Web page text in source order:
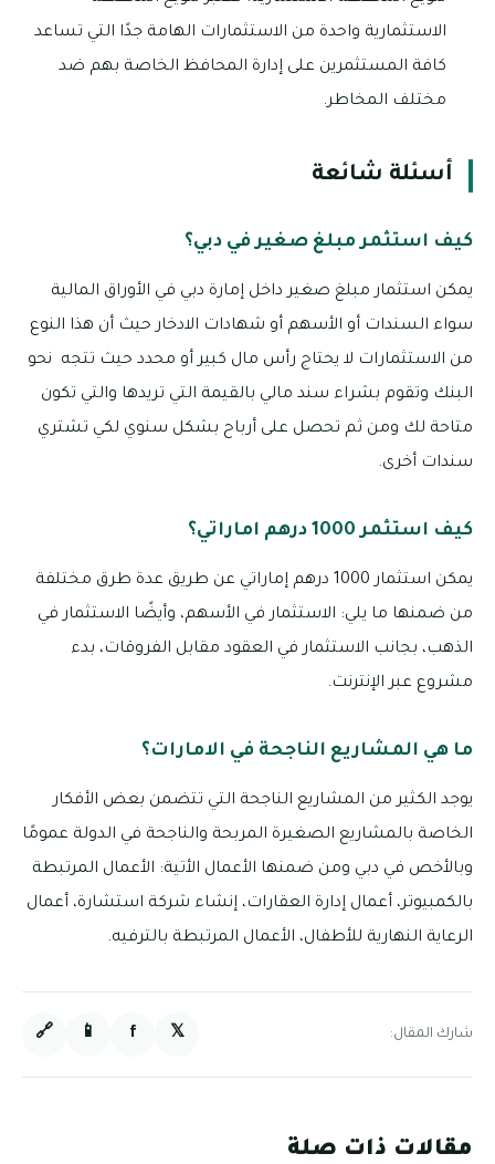
الاستثمارية واحدة من الاستثمارات الهامة جدًا التي تساعد
كافة المستثمرين على إدارة المحافظ الخاصة بهم ضد
مختلف المخاطر.
أسئلة شائعة
كيف استثمر مبلغ صغير في دبي؟
يمكن استثمار مبلغ صغير داخل إمارة دبي في الأوراق المالية
سواء السندات أو الأسهم أو شهادات الادخار حيث أن هذا النوع
من الاستثمارات لا يحتاج رأس مال كبير أو محدد حيث تتجه نحو
البنك وتقوم بشراء سند مالي بالقيمة التي تريدها والتي تكون
متاحة لك ومن ثم تحصل على أرباح بشكل سنوي لكي تشتري
سندات أخرى.
كيف استثمر 1000 درهم اماراتي؟
يمكن استثمار 1000 درهم إماراتي عن طريق عدة طرق مختلفة
من ضمنها ما يلي: الاستثمار في الأسهم، وأيضًا الاستثمار في
الذهب، بجانب الاستثمار في العقود مقابل الفروقات، بدء
مشروع عبر الإنترنت.
ما هي المشاريع الناجحة في الامارات؟
يوجد الكثير من المشاريع الناجحة التي تتضمن بعض الأفكار
الخاصة بالمشاريع الصغيرة المربحة والناجحة في الدولة عمومًا
وبالأخص في دبي ومن ضمنها الأعمال الأتية: الأعمال المرتبطة
بالكمبيوتر، أعمال إدارة العقارات، إنشاء شركة استشارة، أعمال
الرعاية النهارية للأطفال، الأعمال المرتبطة بالترفيه.
شارك المقال: 𝕏
f
📱
🔗
مقالات ذات صلة